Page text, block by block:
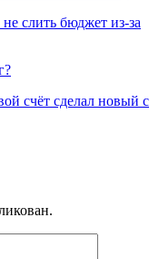
слить бюджет из-за
счёт сделал новый с